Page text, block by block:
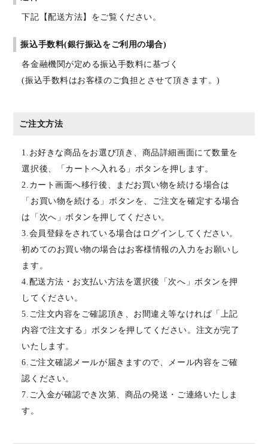
下記【配送方法】をご覧ください。
振込手数料(銀行振込をご利用の場合)
各金融機関が定める振込手数料に基づく
(振込手数料はお客様のご負担とさせて頂きます。)
ご注文方法
1.お好きな商品をお選び頂き、商品詳細画面にて数量を
選択後、「カートへ入れる」ボタンを押します。
2.カート画面へ移行後、まだお買い物を続ける場合は
「お買い物を続ける」ボタンを、ご注文を確定する場合
は「次へ」ボタンを押してください。
3.会員登録をされている場合はログインしてください。
初めてのお買い物の場合はお客様情報の入力をお願いし
ます。
4.配送方法・お支払い方法を選択後「次へ」ボタンを押
してください。
5.ご注文内容をご確認頂き、お間違え等なければ「上記
内容で注文する」ボタンを押してください。注文が完了
いたします。
6.ご注文確認メールが届きますので、メール内容をご確
認ください。
7.ご入金が確認でき次第、商品の発送・ご連絡いたしま
す。